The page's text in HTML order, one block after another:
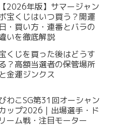
【2026年版】サマージャン
宝くじはいつ買う？開運
日・買い方・連番とバラの
いを徹底解説
くじを買った後はどうす
る？高額当選者の保管場所
と金運ジンクス
わこSG第31回オーシャン
ップ2026｜出場選手・ド
リーム戦・注目モーター